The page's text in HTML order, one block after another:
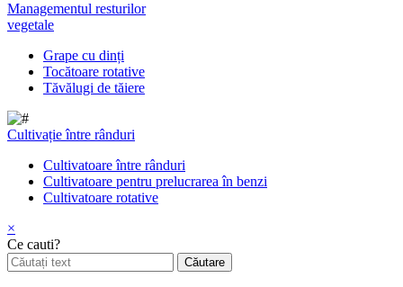
Managementul resturilor
vegetale
Grape cu dinți
Tocătoare rotative
Tăvălugi de tăiere
Cultivație între rânduri
Cultivatoare între rânduri
Cultivatoare pentru prelucrarea în benzi
Cultivatoare rotative
×
Ce cauti?